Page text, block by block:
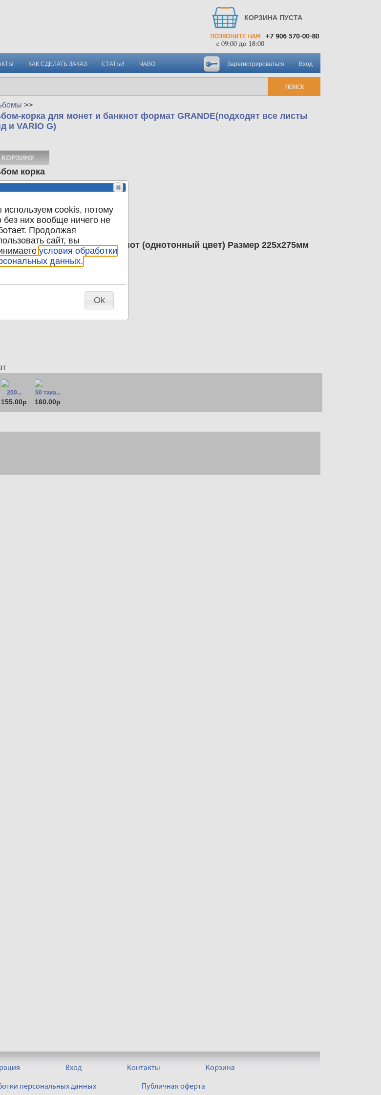
КОРЗИНА ПУСТА
КАК СДЕЛАТЬ ЗАКАЗ СТАТЬИ ЧАВО Вход
Зарегистрироваться
>>
корка для монет и банкнот формат GRANDE(подходят все листы
и VARIO G)
корка
корка для монет и банкнот (однотонный цвет) Размер 225х275мм
200...
155.00р
50 така...
160.00р
Вход Контакты Корзина
персональных данных Публичная оферта
cookis, потому
без них вообще ничего не
Продолжая
сайт, вы
условия обработки
данных.
Ok